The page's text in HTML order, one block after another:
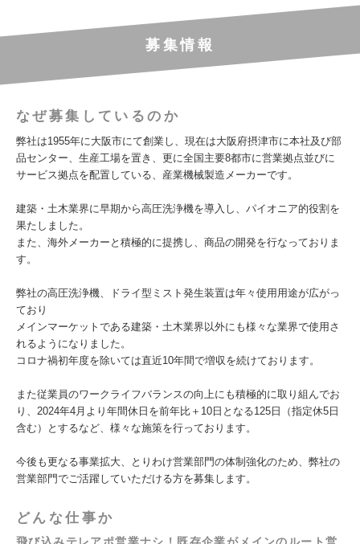
募集情報
なぜ募集しているのか
弊社は1955年に大阪市にて創業し、現在は大阪府摂津市に本社及び部
品センター、生産工場を置き、更に全国主要8都市に営業拠点並びに
サービス拠点を配置している、産業機械製造メーカーです。
建築・⼟⽊業界に早期から⾼圧洗浄機を導⼊し、パイオニア的役割を
果たしました。
また、海外メーカーと積極的に提携し、商品の開発を⾏なっておりま
す。
弊社の高圧洗浄機、ドライ型ミスト発生装置は年々使用用途が広がっ
ており
メインマーケットである建築・土木業界以外にも様々な業界で使用さ
れるようになりました。
コロナ禍初年度を除いては直近10年間で増収を続けております。
また従業員のワークライフバランスの向上にも積極的に取り組んでお
り、2024年4月より年間休日を前年比＋10日となる125日（指定休5日
含む）とするなど、様々な施策を行っております。
今後も更なる事業拡大、とりわけ営業部門の体制強化のため、弊社の
営業部門でご活躍していただける方を募集します。
どんな仕事か